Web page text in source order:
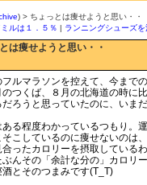
) > ちょっとは痩せようと思い・・
ルは１．５％ | ランニングシューズ
は痩せようと思い・・
フルマラソンを控えて、今まで
のつくば、８月の北海道の時に
ろうと思っていたのに、いま
ある程度わかっているつもり。
そこしているのに痩せないのは
合ったカロリーを摂取している
ぶんその「余計な分の」カロリー
酒とそのつまみです(T_T)